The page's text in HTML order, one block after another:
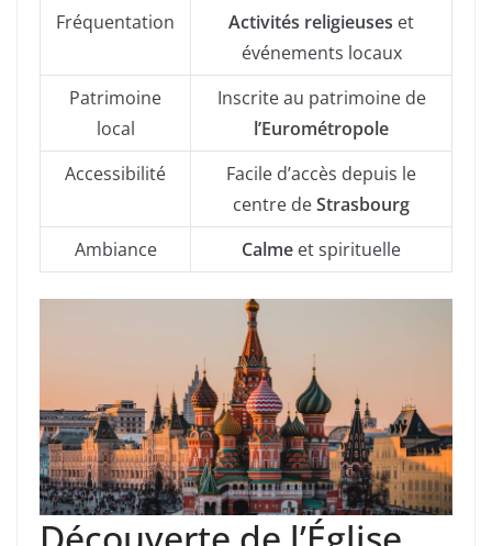
Fréquentation
Activités religieuses et
événements locaux
Patrimoine
local
Inscrite au patrimoine de
l’Eurométropole
Accessibilité
Facile d’accès depuis le
centre deStrasbourg
Ambiance
Calme et spirituelle